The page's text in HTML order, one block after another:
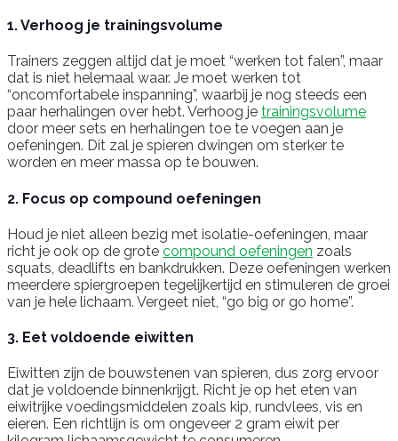
1. Verhoog je trainingsvolume
Trainers zeggen altijd dat je moet “werken tot falen”, maar
dat is niet helemaal waar. Je moet werken tot
“oncomfortabele inspanning”, waarbij je nog steeds een
paar herhalingen over hebt. Verhoog je trainingsvolume
door meer sets en herhalingen toe te voegen aan je
oefeningen. Dit zal je spieren dwingen om sterker te
worden en meer massa op te bouwen.
2. Focus op compound oefeningen
Houd je niet alleen bezig met isolatie-oefeningen, maar
richt je ook op de grote compound oefeningen zoals
squats, deadlifts en bankdrukken. Deze oefeningen werken
meerdere spiergroepen tegelijkertijd en stimuleren de groei
van je hele lichaam. Vergeet niet, “go big or go home”.
3. Eet voldoende eiwitten
Eiwitten zijn de bouwstenen van spieren, dus zorg ervoor
dat je voldoende binnenkrijgt. Richt je op het eten van
eiwitrijke voedingsmiddelen zoals kip, rundvlees, vis en
eieren. Een richtlijn is om ongeveer 2 gram eiwit per